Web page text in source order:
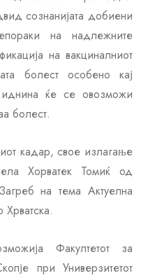
сознанијата добиени
на надлежните
на вакциналниот
болест особено кај
ќе се овозможи
болест.
кадар, свое излагање
Хорватек Томиќ од
на тема Актуелна
Хрватска.
Факултетот за
при Универзитетот